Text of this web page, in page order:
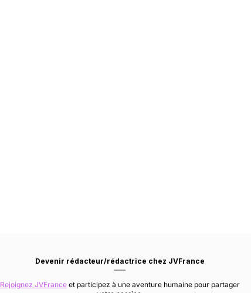
Devenir rédacteur/rédactrice chez JVFrance
Rejoignez JVFranceet participez à une aventure humaine pour partager